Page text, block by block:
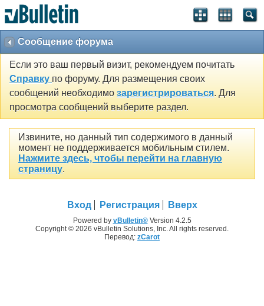
Сообщение форума
Если это ваш первый визит, рекомендуем почитать
Справку по форуму. Для размещения своих
сообщений необходимо зарегистрироваться. Для
просмотра сообщений выберите раздел.
Извините, но данный тип содержимого в данный
момент не поддерживается мобильным стилем.
Нажмите здесь, чтобы перейти на главную
страницу.
Вход Регистрация Вверх
Powered by vBulletin®Version 4.2.5
Copyright © 2026 vBulletin Solutions, Inc. All rights reserved.
Перевод: zCarot